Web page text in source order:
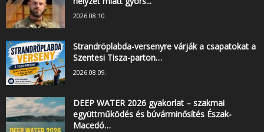
2026.08.10.
Strandröplabda-versenyre várják a csapatokat a
Szentesi Tisza-parton…
2026.08.09.
DEEP WATER 2026 gyakorlat – szakmai
együttműködés és búvárminősítés Észak-
Macedó…